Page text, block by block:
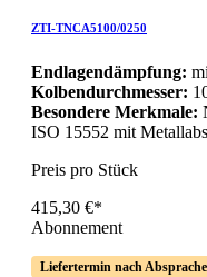
ZTI-TNCA5100/0250
Endlagendämpfung:
Kolbendurchmesser:
Besondere Merkmale:
ISO 15552 mit
Preis pro Stück
415,30 €*
Abonnement
Liefertermin nach Absprache